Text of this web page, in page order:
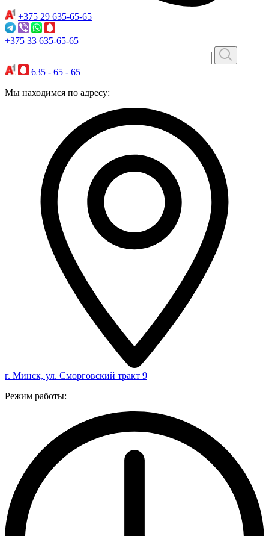
+375 29 635-65-65
+375 33 635-65-65
635 - 65 - 65
Мы находимся по адресу:
г. Минск, ул. Сморговский тракт 9
Режим работы: